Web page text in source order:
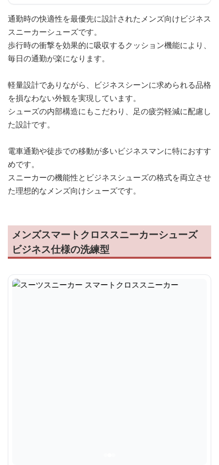
通勤時の快適性を最優先に設計されたメンズ向けビジネス
スニーカーシューズです。
歩行時の衝撃を効果的に吸収するクッション機能により、
毎日の通勤が楽になります。
軽量設計でありながら、ビジネスシーンに求められる品格
を損なわない外観を実現しています。
シューズの内部構造にもこだわり、足の疲労軽減に配慮し
た設計です。
電車通勤や徒歩での移動が多いビジネスマンに特におすす
めです。
スニーカーの機能性とビジネスシューズの格式を両立させ
た理想的なメンズ向けシューズです。
メンズスマートクロススニーカーシューズ
ビジネス仕様の洗練型